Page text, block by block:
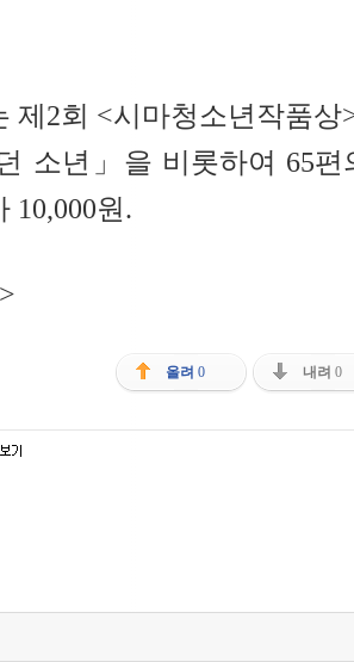
제2회 <시마청소년작품
소년」을 비롯하여 65
10,000원.
올려 0 내려 0